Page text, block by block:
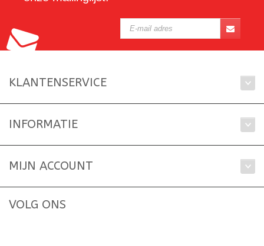
KLANTENSERVICE
INFORMATIE
MIJN ACCOUNT
VOLG ONS